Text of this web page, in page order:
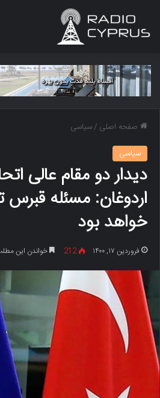
صفحه اصلی /سیاسی
سیاسی
دیدار دو مقام عالی
اردوغان: مسئله قبرس
خواهد بود
فروردین ۱۷, ۱۴۰۰ 212 خواندن این مطلب 1 دقیقه زمان